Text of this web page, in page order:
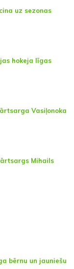
uz sezonas
hokeja līgas
Vasiļonoka
Mihails
bērnu un jauniešu